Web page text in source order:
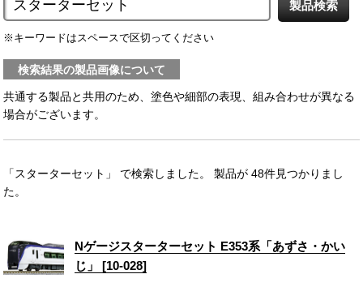
「スターターセット」 で検索しました。 製品が 48件見つかりまし
た。
Nゲージスターターセット E353系「あずさ・かい
じ」 [10-028]
キーワードはスペースで区切ってください
検索結果の製品画像について
共通する製品と共用のため、塗色や細部の表現、組み合わせが異なる
場合がございます。